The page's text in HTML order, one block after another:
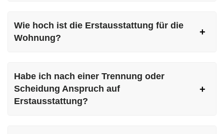
Wie hoch ist die Erstausstattung für die
Wohnung?
Habe ich nach einer Trennung oder
Scheidung Anspruch auf
Erstausstattung?